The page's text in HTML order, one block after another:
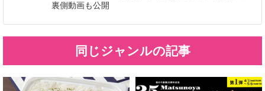
裏側動画も公開
同じジャンルの記事